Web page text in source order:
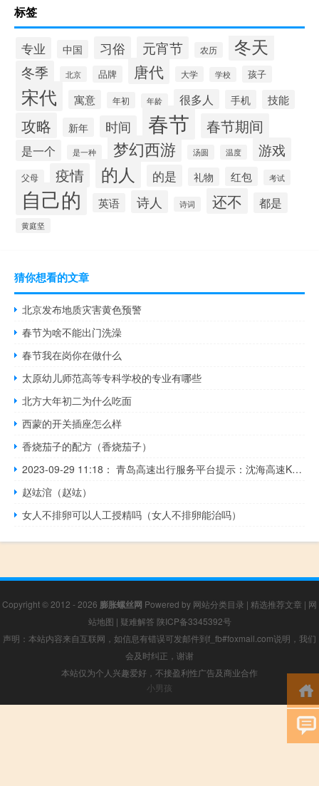
标签
专业 中国 习俗 元宵节 农历 冬天
冬季 北京 品牌 唐代 大学 学校 孩子
宋代 寓意 年初 年龄 很多人 手机 技能
攻略 新年 时间 春节 春节期间
是一个 是一种 梦幻西游 汤圆 温度 游戏
父母 疫情 的人 的是 礼物 红包 考试
自己的 英语 诗人 诗词 还不 都是
黄庭坚
猜你想看的文章
北京发布地质灾害黄色预警
春节为啥不能出门洗澡
春节我在岗你在做什么
太原幼儿师范高等专科学校的专业有哪些
北方大年初二为什么吃面
西蒙的开关插座怎么样
香烧茄子的配方（香烧茄子）
2023-09-29 11:18： 青岛高速出行服务平台提示：沈海高速K561日照方向事故处理完毕。​​​
赵竑涫（赵竑）
女人不排卵可以人工授精吗（女人不排卵能治吗）
Copyright © 2012 - 2026 膨胀螺丝网 Powered by 网站分类目录 | 精选推荐文章 | 网
站地图 | 疑难解答 陕ICP备3345392号
声明：本站内容来自互联网，如信息有错误可发邮件到f_fb#foxmail.com说明，我们
会及时纠正，谢谢
本站仅为个人兴趣爱好，不接盈利性广告及商业合作
小男孩